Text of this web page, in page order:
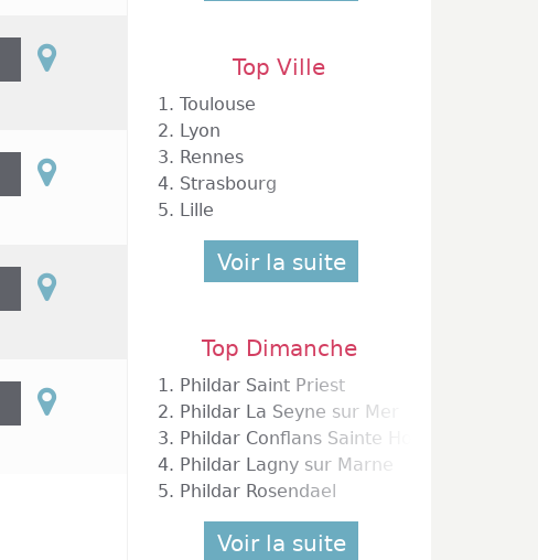
Top Ville
1. Toulouse
2. Lyon
3. Rennes
4. Strasbourg
5. Lille
Voir la suite
Top Dimanche
1. Phildar Saint Priest
2. Phildar La Seyne sur Mer
3. Phildar Conflans Sainte Honorine
4. Phildar Lagny sur Marne
5. Phildar Rosendael
Voir la suite